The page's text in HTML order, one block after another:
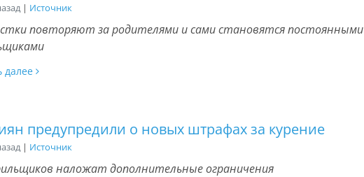
| Источник
повторяют за родителями и сами становятся постоянными
далее
предупредили о новых штрафах за курение
| Источник
наложат дополнительные ограничения